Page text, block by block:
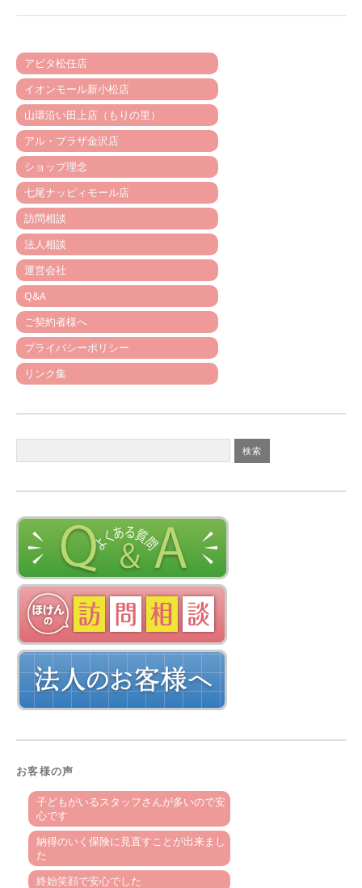
アピタ松任店
イオンモール新小松店
山環沿い田上店（もりの里）
アル・プラザ金沢店
ショップ理念
七尾ナッピィモール店
訪問相談
法人相談
運営会社
Q&A
ご契約者様へ
プライバシーポリシー
リンク集
お客様の声
子どもがいるスタッフさんが多いので安
心です
納得のいく保険に見直すことが出来まし
た
終始笑顔で安心でした